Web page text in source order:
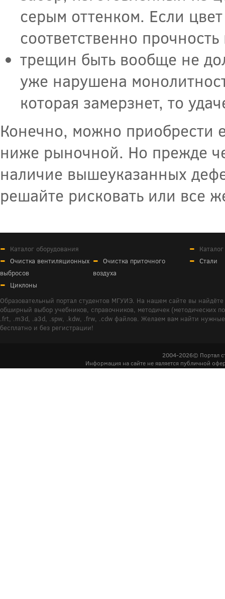
серым оттенком. Если
соответственно
трещин быть вообще не
уже нарушена
которая замерзнет, то
Конечно, можно приобрести
ниже рыночной. Но прежде
наличие вышеуказанных
решайте рисковать или все
Каталог оборудования
Очистка вентиляционных
выбросов
Очистка приточного
воздуха
Циклоны
Стали
Образовательный портал студентов МГУИЭ. На нашем сайте вы
обширный выбор учебников, справочников, методичек (методических
.frt, .m3d, .a3d, .spw, .kdw, .frw, .cdw файлов. Желаем вам найти
бесплатно и без регистрации!
2004-2026© Портал
Информация на сайте не является публичной